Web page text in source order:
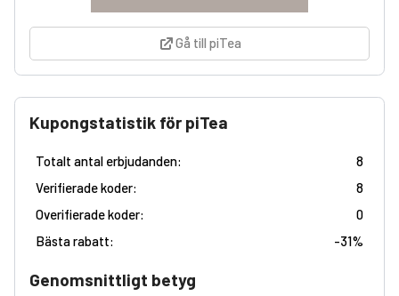
Gå till piTea
Kupongstatistik för piTea
Totalt antal erbjudanden:
8
Verifierade koder:
8
Overifierade koder:
0
Bästa rabatt:
-31%
Genomsnittligt betyg